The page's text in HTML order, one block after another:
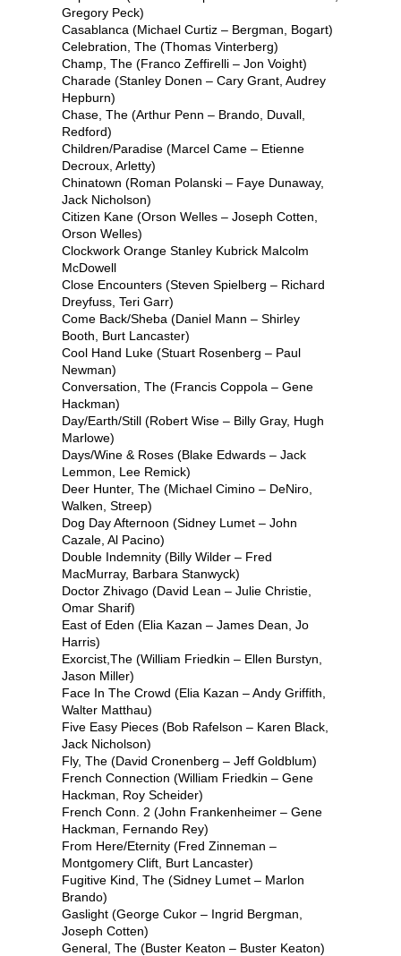
Gregory Peck)
Casablanca (Michael Curtiz – Bergman, Bogart)
Celebration, The (Thomas Vinterberg)
Champ, The (Franco Zeffirelli – Jon Voight)
Charade (Stanley Donen – Cary Grant, Audrey
Hepburn)
Chase, The (Arthur Penn – Brando, Duvall,
Redford)
Children/Paradise (Marcel Came – Etienne
Decroux, Arletty)
Chinatown (Roman Polanski – Faye Dunaway,
Jack Nicholson)
Citizen Kane (Orson Welles – Joseph Cotten,
Orson Welles)
Clockwork Orange Stanley Kubrick Malcolm
McDowell
Close Encounters (Steven Spielberg – Richard
Dreyfuss, Teri Garr)
Come Back/Sheba (Daniel Mann – Shirley
Booth, Burt Lancaster)
Cool Hand Luke (Stuart Rosenberg – Paul
Newman)
Conversation, The (Francis Coppola – Gene
Hackman)
Day/Earth/Still (Robert Wise – Billy Gray, Hugh
Marlowe)
Days/Wine & Roses (Blake Edwards – Jack
Lemmon, Lee Remick)
Deer Hunter, The (Michael Cimino – DeNiro,
Walken, Streep)
Dog Day Afternoon (Sidney Lumet – John
Cazale, Al Pacino)
Double Indemnity (Billy Wilder – Fred
MacMurray, Barbara Stanwyck)
Doctor Zhivago (David Lean – Julie Christie,
Omar Sharif)
East of Eden (Elia Kazan – James Dean, Jo
Harris)
Exorcist,The (William Friedkin – Ellen Burstyn,
Jason Miller)
Face In The Crowd (Elia Kazan – Andy Griffith,
Walter Matthau)
Five Easy Pieces (Bob Rafelson – Karen Black,
Jack Nicholson)
Fly, The (David Cronenberg – Jeff Goldblum)
French Connection (William Friedkin – Gene
Hackman, Roy Scheider)
French Conn. 2 (John Frankenheimer – Gene
Hackman, Fernando Rey)
From Here/Eternity (Fred Zinneman –
Montgomery Clift, Burt Lancaster)
Fugitive Kind, The (Sidney Lumet – Marlon
Brando)
Gaslight (George Cukor – Ingrid Bergman,
Joseph Cotten)
General, The (Buster Keaton – Buster Keaton)